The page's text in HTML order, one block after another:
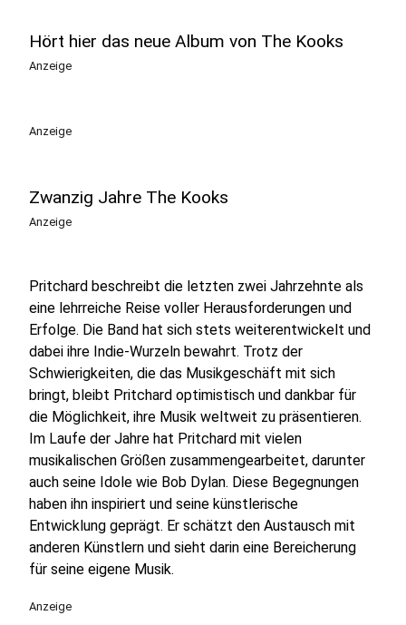
Hört hier das neue Album von The Kooks
Anzeige
Anzeige
Zwanzig Jahre The Kooks
Anzeige
Pritchard beschreibt die letzten zwei Jahrzehnte als
eine lehrreiche Reise voller Herausforderungen und
Erfolge. Die Band hat sich stets weiterentwickelt und
dabei ihre Indie-Wurzeln bewahrt. Trotz der
Schwierigkeiten, die das Musikgeschäft mit sich
bringt, bleibt Pritchard optimistisch und dankbar für
die Möglichkeit, ihre Musik weltweit zu präsentieren.
Im Laufe der Jahre hat Pritchard mit vielen
musikalischen Größen zusammengearbeitet, darunter
auch seine Idole wie Bob Dylan. Diese Begegnungen
haben ihn inspiriert und seine künstlerische
Entwicklung geprägt. Er schätzt den Austausch mit
anderen Künstlern und sieht darin eine Bereicherung
für seine eigene Musik.
Anzeige